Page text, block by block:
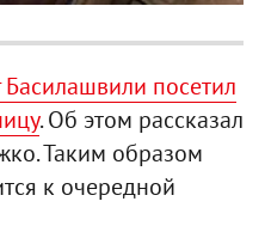
посетил
. Об этом рассказал
Таким образом
к очередной